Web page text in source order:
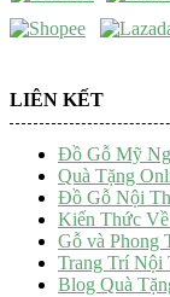
LIÊN KẾT
Đồ Gỗ Mỹ
Quà Tặng
Đồ Gỗ Nội
Kiến Thức
Gỗ và Phong
Trang Trí Nội
Blog Quà